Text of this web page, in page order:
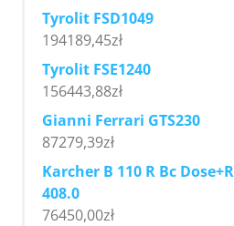
Tyrolit FSD1049
194189,45zł
Tyrolit FSE1240
156443,88zł
Gianni Ferrari GTS230
87279,39zł
Karcher B 110 R Bc
408.0
76450,00zł